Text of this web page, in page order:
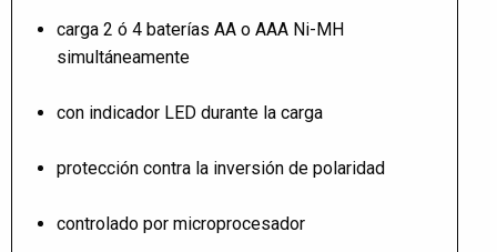
carga 2 ó 4 baterías AA o AAA Ni-MH
simultáneamente
con indicador LED durante la carga
protección contra la inversión de polaridad
controlado por microprocesador